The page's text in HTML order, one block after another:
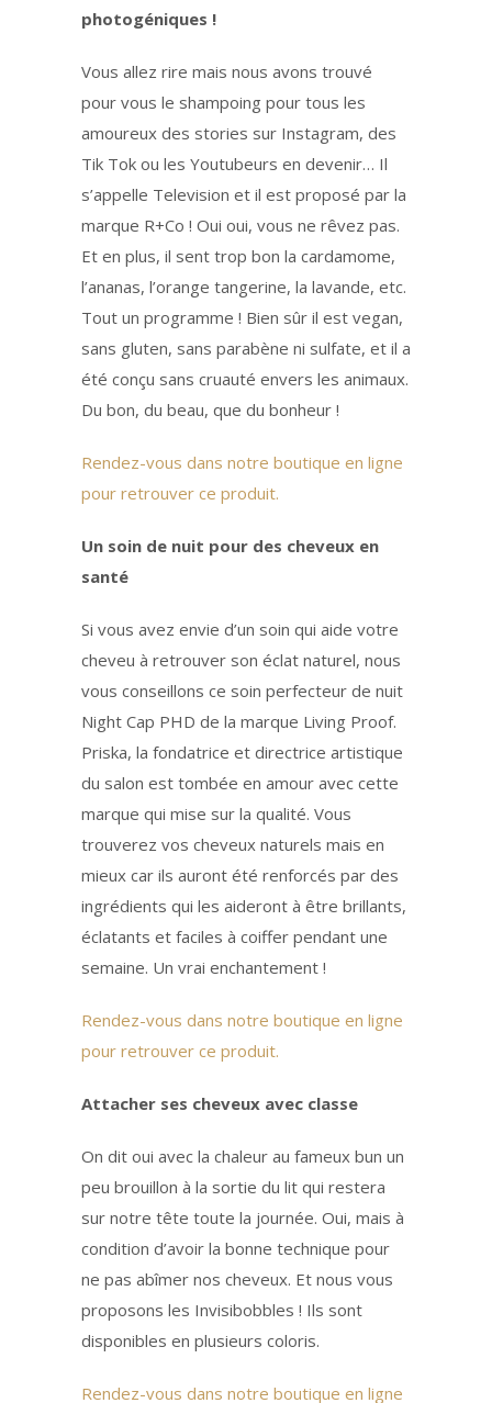
photogéniques !
Vous allez rire mais nous avons trouvé
pour vous le shampoing pour tous les
amoureux des stories sur Instagram, des
Tik Tok ou les Youtubeurs en devenir… Il
s’appelle Television et il est proposé par la
marque R+Co ! Oui oui, vous ne rêvez pas.
Et en plus, il sent trop bon la cardamome,
l’ananas, l’orange tangerine, la lavande, etc.
Tout un programme ! Bien sûr il est vegan,
sans gluten, sans parabène ni sulfate, et il a
été conçu sans cruauté envers les animaux.
Du bon, du beau, que du bonheur !
Rendez-vous dans notre boutique en ligne
pour retrouver ce produit.
Un soin de nuit pour des cheveux en
santé
Si vous avez envie d’un soin qui aide votre
cheveu à retrouver son éclat naturel, nous
vous conseillons ce soin perfecteur de nuit
Night Cap PHD de la marque Living Proof.
Priska, la fondatrice et directrice artistique
du salon est tombée en amour avec cette
marque qui mise sur la qualité. Vous
trouverez vos cheveux naturels mais en
mieux car ils auront été renforcés par des
ingrédients qui les aideront à être brillants,
éclatants et faciles à coiffer pendant une
semaine. Un vrai enchantement !
Rendez-vous dans notre boutique en ligne
pour retrouver ce produit.
Attacher ses cheveux avec classe
On dit oui avec la chaleur au fameux bun un
peu brouillon à la sortie du lit qui restera
sur notre tête toute la journée. Oui, mais à
condition d’avoir la bonne technique pour
ne pas abîmer nos cheveux. Et nous vous
proposons les Invisibobbles ! Ils sont
disponibles en plusieurs coloris.
Rendez-vous dans notre boutique en ligne